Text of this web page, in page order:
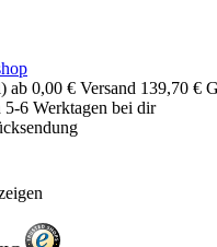
ab 0,00 € Versand 139,70 €
6 Werktagen bei dir